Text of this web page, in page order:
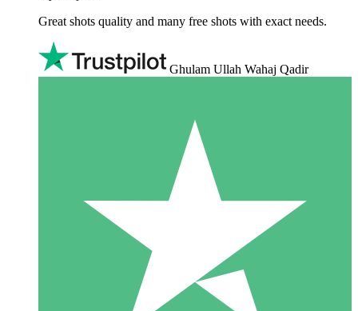
Great shots quality and many free shots with exact needs.
Ghulam Ullah Wahaj Qadir